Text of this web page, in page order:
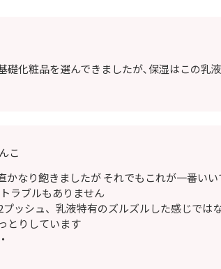
礎化粧品を選んできましたが､保湿はこの乳
こ
かなり飽きましたが それでもこれが一番い
ラブルもありません
ッシュ、乳液特有のズルズルした感じでは
とりしています